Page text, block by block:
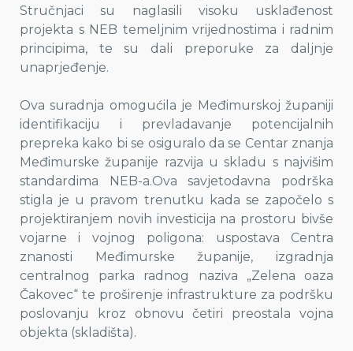
Stručnjaci su naglasili visoku usklađenost
projekta s NEB temeljnim vrijednostima i radnim
principima, te su dali preporuke za daljnje
unaprjeđenje.
Ova suradnja omogućila je Međimurskoj županiji
identifikaciju i prevladavanje potencijalnih
prepreka kako bi se osiguralo da se Centar znanja
Međimurske županije razvija u skladu s najvišim
standardima NEB-a.Ova savjetodavna podrška
stigla je u pravom trenutku kada se započelo s
projektiranjem novih investicija na prostoru bivše
vojarne i vojnog poligona: uspostava Centra
znanosti Međimurske županije, izgradnja
centralnog parka radnog naziva „Zelena oaza
Čakovec“ te proširenje infrastrukture za podršku
poslovanju kroz obnovu četiri preostala vojna
objekta (skladišta).